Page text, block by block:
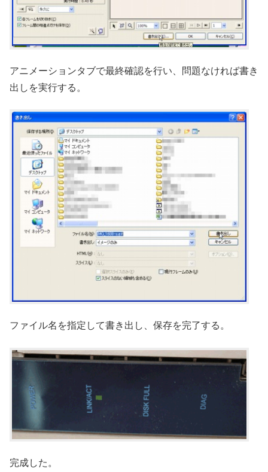
アニメーションタブで最終確認を行い、問題なければ書き
出しを実行する。
ファイル名を指定して書き出し、保存を完了する。
完成した。